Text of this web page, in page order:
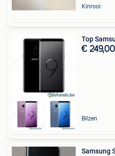
Kinrooi
Top
€ 249,00
Bilzen
Samsung